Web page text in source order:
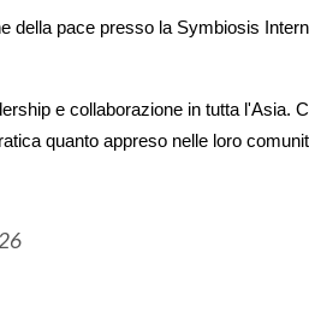
della pace presso la Symbiosis
e collaborazione in tutta l'Asia.
quanto appreso nelle loro